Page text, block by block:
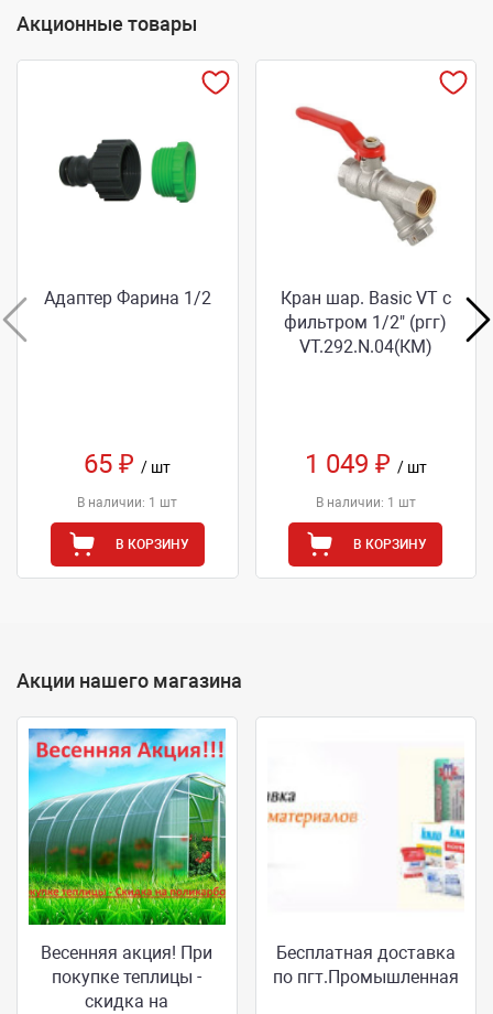
Акционные товары
Адаптер Фарина 1/2
65 ₽/ шт
В наличии: 1 шт
В КОРЗИНУ
Кран шар. Basic VT с
фильтром 1/2" (ргг)
VT.292.N.04(КМ)
1 049 ₽ / шт
В наличии: 1 шт
В КОРЗИНУ
Акции нашего магазина
Весенняя акция! При
покупке теплицы -
скидка на
Бесплатная доставка
по пгт.Промышленная